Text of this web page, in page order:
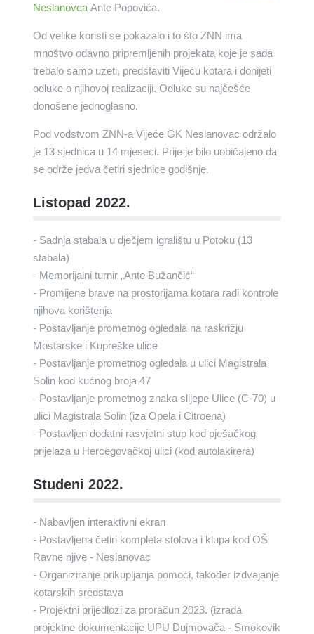
NeslanovcaAnte Popovića.
Od velike koristi se pokazalo i to što ZNN ima
mnoštvo odavno pripremljenih projekata koje je sada
trebalo samo uzeti, predstaviti Vijeću kotara i donijeti
odluke o njihovoj realizaciji. Odluke su najčešće
donošene jednoglasno.
Pod vodstvom ZNN-a Vijeće GK Neslanovac održalo
je 13 sjednica u 14 mjeseci. Prije je bilo uobičajeno da
se održe jedva četiri sjednice godišnje.
Listopad 2022.
- Sadnja stabala u dječjem igralištu u Potoku (13
stabala)
- Memorijalni turnir „Ante Bužančić“
- Promijene brave na prostorijama kotara radi kontrole
njihova korištenja
- Postavljanje prometnog ogledala na raskrižju
Mostarske i Kupreške ulice
- Postavljanje prometnog ogledala u ulici Magistrala
Solin kod kućnog broja 47
- Postavljanje prometnog znaka slijepe Ulice (C-70) u
ulici Magistrala Solin (iza Opela i Citroena)
- Postavljen dodatni rasvjetni stup kod pješačkog
prijelaza u Hercegovačkoj ulici (kod autolakirera)
Studeni 2022.
- Nabavljen interaktivni ekran
- Postavljena četiri kompleta stolova i klupa kod OŠ
Ravne njive - Neslanovac
- Organiziranje prikupljanja pomoći, također izdvajanje
kotarskih sredstava
- Projektni prijedlozi za proračun 2023. (izrada
projektne dokumentacije UPU Dujmovača - Smokovik